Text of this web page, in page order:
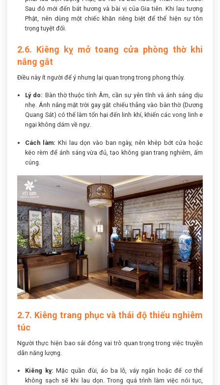
Sau đó mới đến bát hương và bài vị của Gia tiên. Khi lau tượng
Phật, nên dùng một chiếc khăn riêng biệt để thể hiện sự tôn
trọng tuyệt đối.
2.6. Kiêng kỵ mở toang cửa phòng thờ khi
nắng gắt
Điều này ít người để ý nhưng lại quan trọng trong phong thủy.
Lý do: Bàn thờ thuộc tính Âm, cần sự yên tĩnh và ánh sáng dịu
nhẹ. Ánh nắng mặt trời gay gắt chiếu thẳng vào bàn thờ (Dương
Quang Sát) có thể làm tổn hại đến linh khí, khiến các vong linh e
ngại không dám về ngự.
Cách làm: Khi lau dọn vào ban ngày, nên khép bớt cửa hoặc
kéo rèm để ánh sáng vừa đủ, tạo không gian trang nghiêm, ấm
cúng.
2.7. Kiêng trang phục và thái độ thiếu nghiêm
túc
Người thực hiện bao sái đóng vai trò quan trọng trong việc truyền
dẫn năng lượng.
Kiêng kỵ: Mặc quần đùi, áo ba lỗ, váy ngắn hoặc để cơ thể
không sạch sẽ khi lau dọn. Trong quá trình làm việc nói tục,